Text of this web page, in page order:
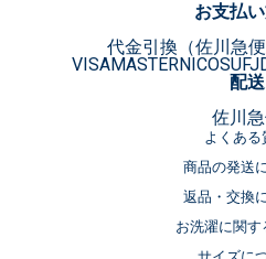
よくある
商品の発送
返品・交換
お洗濯に関す
お支払
代金引換（佐川急
VISAMASTERNICOSUFJ
配送
佐川